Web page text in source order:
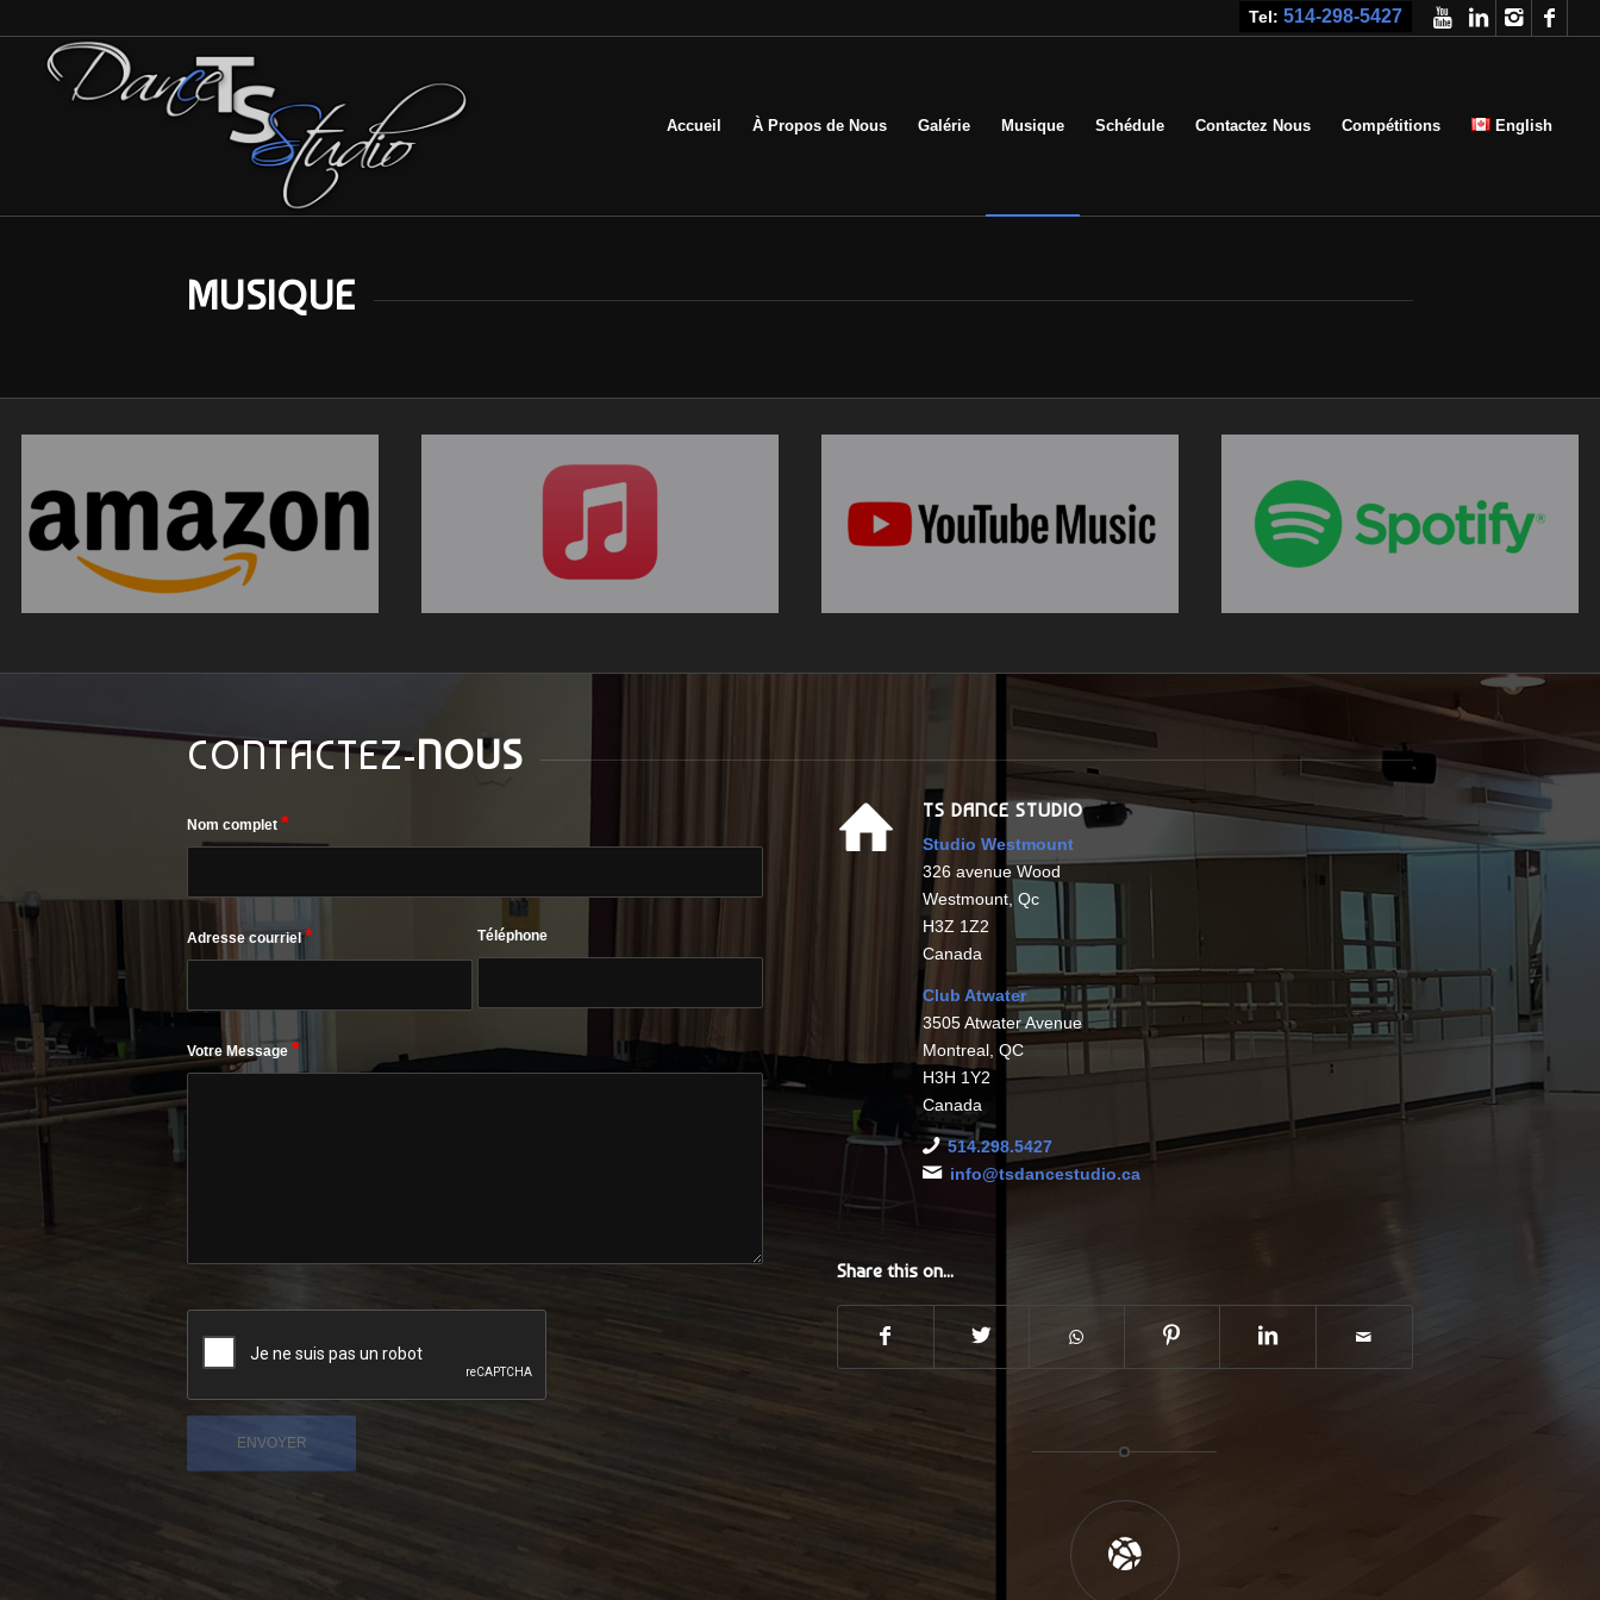
Tel:514-298-5427
Accueil À Propos de Nous Galérie Musique Schédule Contactez Nous Compétitions English
MUSIQUE
CONTACTEZ-NOUS
Nom complet *
Adresse courriel* Téléphone
Votre Message *
TS DANCE STUDIO
Studio Westmount
326 avenue Wood
Westmount, Qc
H3Z 1Z2
Canada
Club Atwater
3505 Atwater Avenue
Montreal, QC
H3H 1Y2
Canada
514.298.5427
info@tsdancestudio.ca
Share this on...